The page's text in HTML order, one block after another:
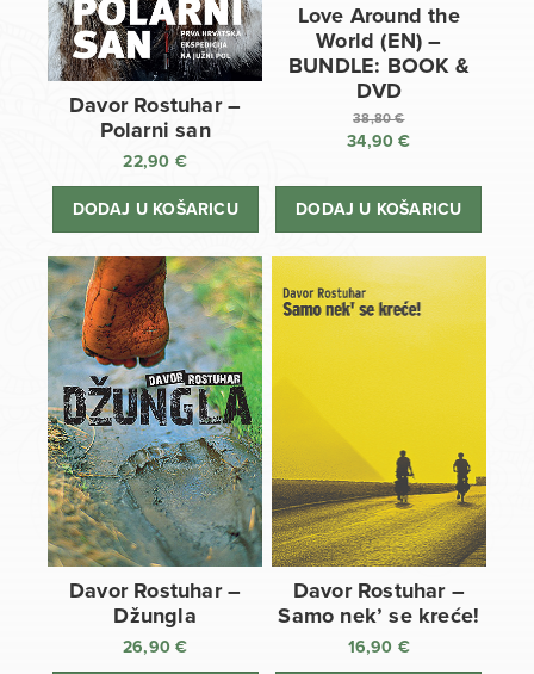
Davor Rostuhar –
Polarni san
22,90 €
DODAJ U KOŠARICU
Love Around the
World (EN) –
BUNDLE: BOOK &
DVD
38,80€
Izvorna
bila
34,90€
cijena
DODAJ U KOŠARICU
Davor Rostuhar –
Džungla
26,90€
Davor Rostuhar –
Samo nek’ se kreće!
16,90 €